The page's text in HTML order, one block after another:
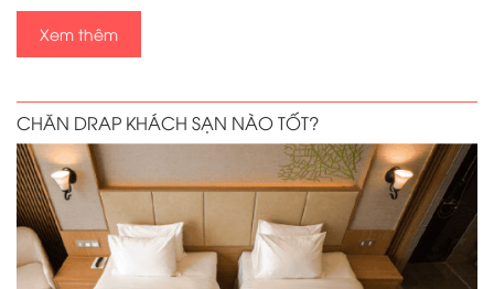
Xem thêm
CHĂN DRAP KHÁCH SẠN NÀO TỐT?